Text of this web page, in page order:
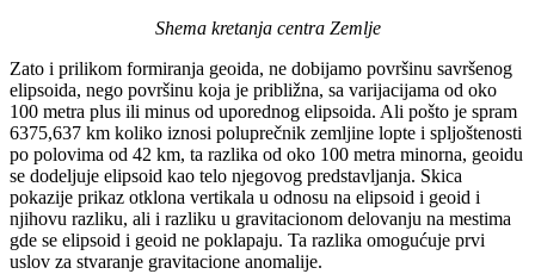
Shema kretanja centra Zemlje
Zato i prilikom formiranja geoida, ne dobijamo površinu savršenog
elipsoida, nego površinu koja je približna, sa varijacijama od oko
100 metra plus ili minus od uporednog elipsoida. Ali pošto je spram
6375,637 km koliko iznosi poluprečnik zemljine lopte i spljoštenosti
po polovima od 42 km, ta razlika od oko 100 metra minorna, geoidu
se dodeljuje elipsoid kao telo njegovog predstavljanja. Skica
pokazije prikaz otklona vertikala u odnosu na elipsoid i geoid i
njihovu razliku, ali i razliku u gravitacionom delovanju na mestima
gde se elipsoid i geoid ne poklapaju. Ta razlika omogućuje prvi
uslov za stvaranje gravitacione anomalije.